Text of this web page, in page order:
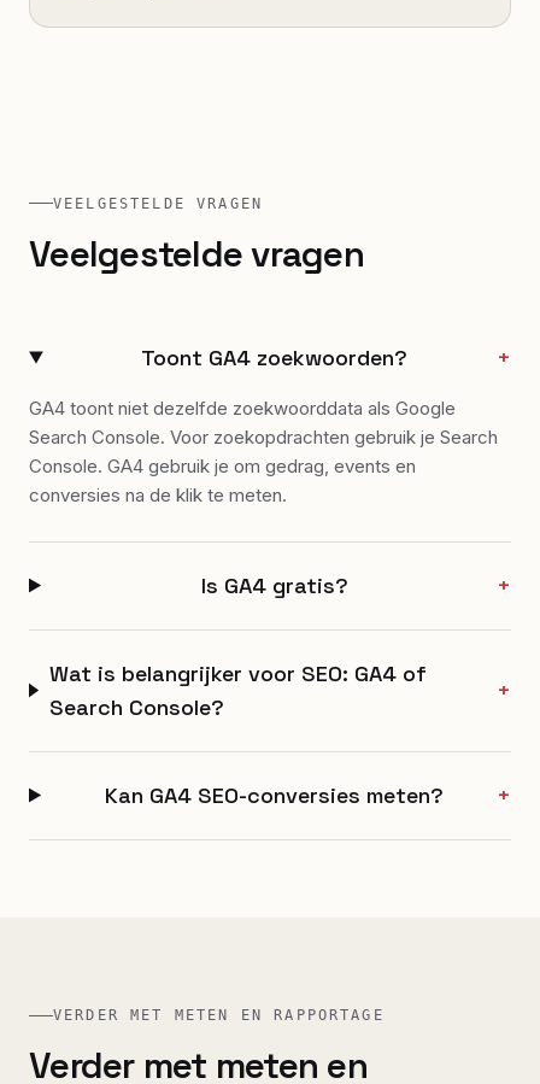
VEELGESTELDE VRAGEN
Veelgestelde vragen
Toont GA4 zoekwoorden? +
GA4 toont niet dezelfde zoekwoorddata als Google
Search Console. Voor zoekopdrachten gebruik je Search
Console. GA4 gebruik je om gedrag, events en
conversies na de klik te meten.
Is GA4 gratis? +
Wat is belangrijker voor SEO: GA4 of
Search Console?
+
Kan GA4 SEO-conversies meten? +
VERDER MET METEN EN RAPPORTAGE
Verder met meten en